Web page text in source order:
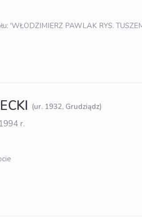
'WŁODZIMIERZ PAWLAK RYS.
(ur. 1932, Grudziądz)
r.